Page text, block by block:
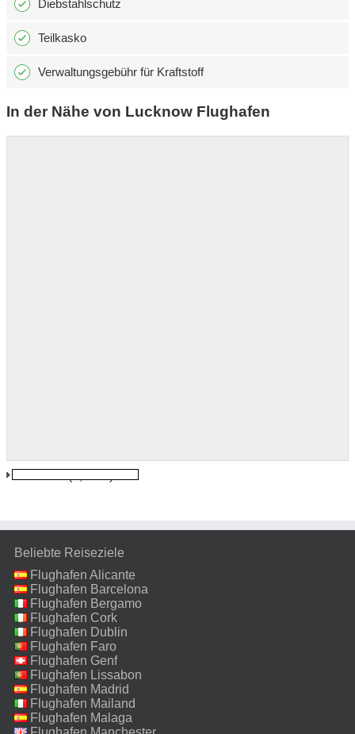
Diebstahlschutz
Teilkasko
Verwaltungsgebühr für Kraftstoff
In der Nähe von Lucknow Flughafen
Beliebte Reiseziele
Flughafen Alicante
Flughafen Barcelona
Flughafen Bergamo
Flughafen Cork
Flughafen Dublin
Flughafen Faro
Flughafen Genf
Flughafen Lissabon
Flughafen Madrid
Flughafen Mailand
Malpensa
Flughafen Malaga